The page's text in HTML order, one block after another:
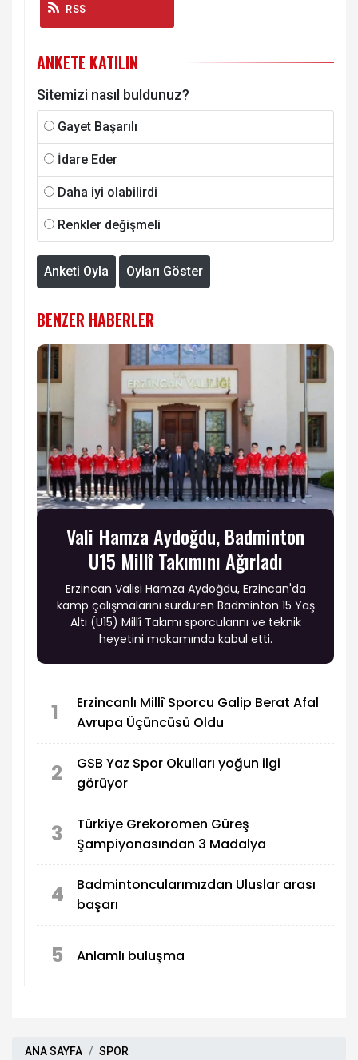
RSS
ANKETE KATILIN
Sitemizi nasıl buldunuz?
Gayet Başarılı
İdare Eder
Daha iyi olabilirdi
Renkler değişmeli
Anketi Oyla Oyları Göster
BENZER HABERLER
Vali Hamza Aydoğdu, Badminton
U15 Millî Takımını Ağırladı
Erzincan Valisi Hamza Aydoğdu, Erzincan'da
kamp çalışmalarını sürdüren Badminton 15 Yaş
Altı (U15) Millî Takımı sporcularını ve teknik
heyetini makamında kabul etti.
1
Erzincanlı Millî Sporcu Galip Berat Afal
Avrupa Üçüncüsü Oldu
2
GSB Yaz Spor Okulları yoğun ilgi
görüyor
3
Türkiye Grekoromen Güreş
Şampiyonasından 3 Madalya
4
Badmintoncularımızdan Uluslar arası
başarı
5 Anlamlı buluşma
ANA SAYFA
SPOR